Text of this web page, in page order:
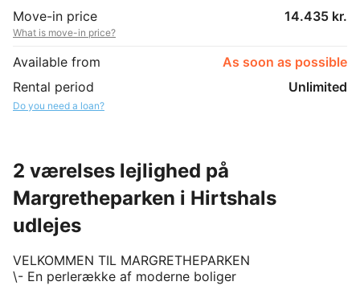
Move-in price
14.435 kr.
What is move-in price?
Available from
As soon as possible
Rental period
Unlimited
Do you need a loan?
2 værelses lejlighed på
Margretheparken i Hirtshals
udlejes
VELKOMMEN TIL MARGRETHEPARKEN
\- En perlerække af moderne boliger